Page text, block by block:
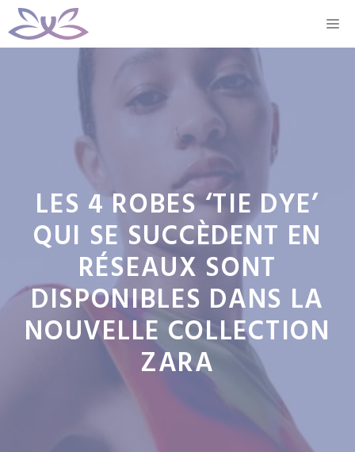
Aller
au
LES 4 ROBES ‘TIE DYE’
QUI SE SUCCÈDENT EN
RÉSEAUX SONT
DISPONIBLES DANS LA
NOUVELLE COLLECTION
ZARA